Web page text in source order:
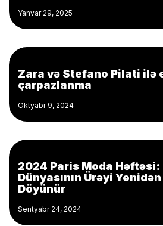
Yanvar 29, 2025
Zara və Stefano Pilati ilə
çarpazlanma
Oktyabr 9, 2024
2024 Paris Moda Həftəsi:
Dünyasının Ürəyi
Döyünür
Sentyabr 24, 2024